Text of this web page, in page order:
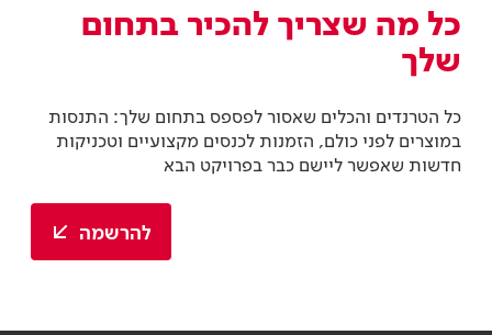
כל מה שצריך להכיר בתחום
שלך
כל הטרנדים והכלים שאסור לפספס בתחום שלך: התנסות
במוצרים לפני כולם, הזמנות לכנסים מקצועיים וטכניקות
חדשות שאפשר ליישם כבר בפרויקט הבא
להרשמה